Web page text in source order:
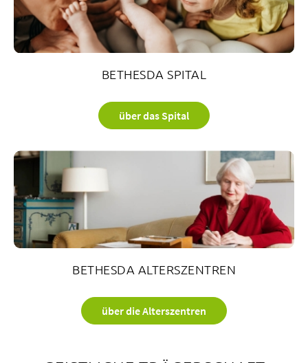
BETHESDA SPITAL
über das Spital
BETHESDA ALTERSZENTREN
über die Alterszentren